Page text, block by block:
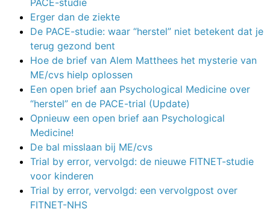
Erger dan de ziekte
De PACE-studie: waar “herstel” niet betekent dat je
terug gezond bent
Hoe de brief van Alem Matthees het mysterie van
ME/cvs hielp oplossen
Een open brief aan Psychological Medicine over
“herstel” en de PACE-trial (Update)
Opnieuw een open brief aan Psychological
Medicine!
De bal misslaan bij ME/cvs
Trial by error, vervolgd: de nieuwe FITNET-studie
voor kinderen
Trial by error, vervolgd: een vervolgpost over
FITNET-NHS